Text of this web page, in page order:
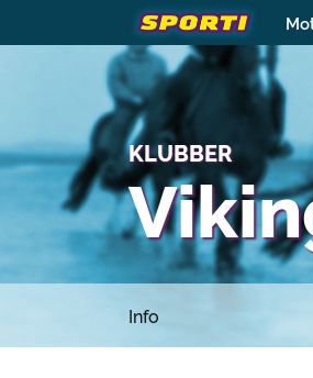
KLUBBER
Info